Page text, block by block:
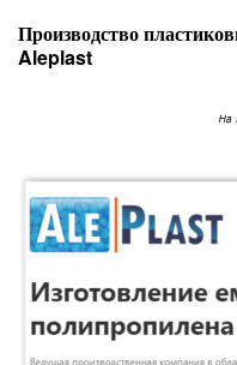
Производство
Aleplast